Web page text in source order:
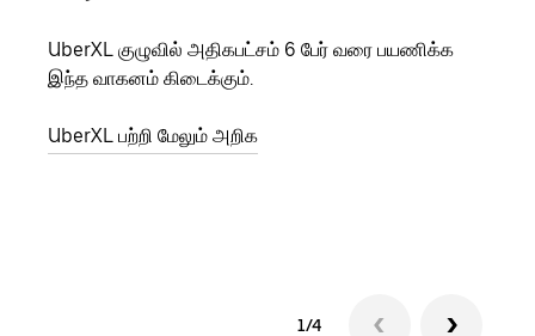
UberXL குழுவில் அதிகபட்சம் 6 பேர் வரை பயணிக்க
இந்த வாகனம் கிடைக்கும்.
UberXL பற்றி மேலும் அறிக
1/4